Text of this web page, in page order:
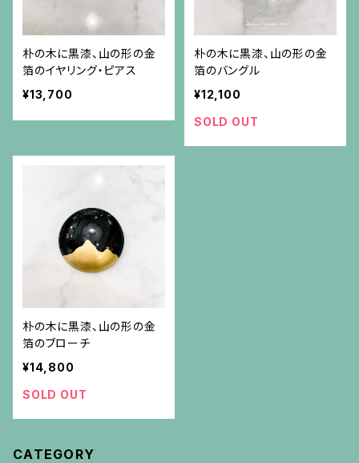
朴の木に黒漆、山の形の金
箔のイヤリング・ピアス
¥13,700
朴の木に黒漆、山の形の金
箔のバングル
¥12,100
SOLD OUT
朴の木に黒漆、山の形の金
箔のブローチ
¥14,800
SOLD OUT
CATEGORY